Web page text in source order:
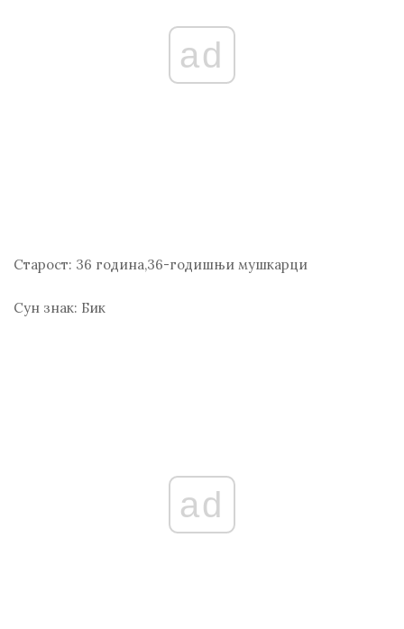
ad
Старост: 36 година,36-годишњи мушкарци
Сун знак: Бик
ad